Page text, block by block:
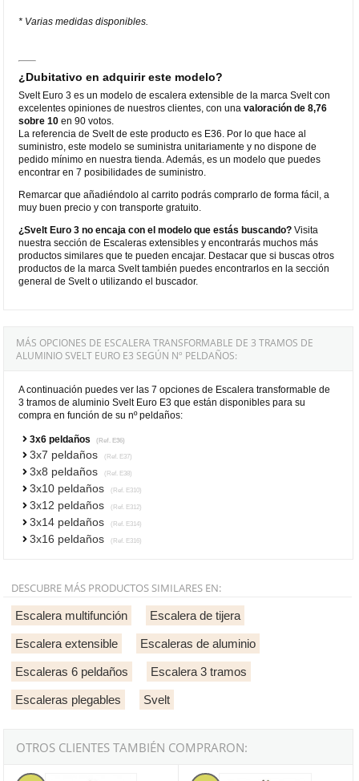
* Varias medidas disponibles.
¿Dubitativo en adquirir este modelo?
Svelt Euro 3 es un modelo de escalera extensible de la marca Svelt con
excelentes opiniones de nuestros clientes, con unavaloración de 8,76
sobre 10 en 90 votos.
La referencia de Svelt de este producto es E36. Por lo que hace al
suministro, este modelo se suministra unitariamente y no dispone de
pedido mínimo en nuestra tienda. Además, es un modelo que puedes
encontrar en 7 posibilidades de suministro.
Remarcar que añadiéndolo al carrito podrás comprarlo de forma fácil, a
muy buen precio y con transporte gratuito.
¿Svelt Euro 3 no encaja con el modelo que estás buscando? Visita
nuestra sección de Escaleras extensibles y encontrarás muchos más
productos similares que te pueden encajar. Destacar que si buscas otros
productos de la marca Svelt también puedes encontrarlos en la sección
general de Svelt o utilizando el buscador.
MÁS OPCIONES DE ESCALERA TRANSFORMABLE DE 3 TRAMOS DE
ALUMINIO SVELT EURO E3 SEGÚN Nº PELDAÑOS:
A continuación puedes ver las 7 opciones de Escalera transformable de
3 tramos de aluminio Svelt Euro E3 que están disponibles para su
compra en función de su nº peldaños:
3x6 peldaños (Ref. E36)
3x7 peldaños (Ref. E37)
3x8 peldaños (Ref. E38)
3x10 peldaños (Ref. E310)
3x12 peldaños (Ref. E312)
3x14 peldaños (Ref. E314)
3x16 peldaños (Ref. E316)
DESCUBRE MÁS PRODUCTOS SIMILARES EN:
Escalera multifunción Escalera de tijera
Escalera extensible Escaleras de aluminio
Escaleras 6 peldaños Escalera 3 tramos
Escaleras plegables Svelt
OTROS CLIENTES TAMBIÉN COMPRARON:
Escalera extensible con cuerda de 2 tramos de aluminio Svelt
Escalera extensible con cuerda